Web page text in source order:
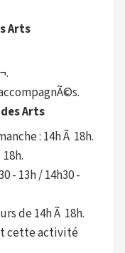
Arts
Arts
: 14h Ã 18h.
- 13h / 14h30 -
de 14h Ã 18h.
cette activité